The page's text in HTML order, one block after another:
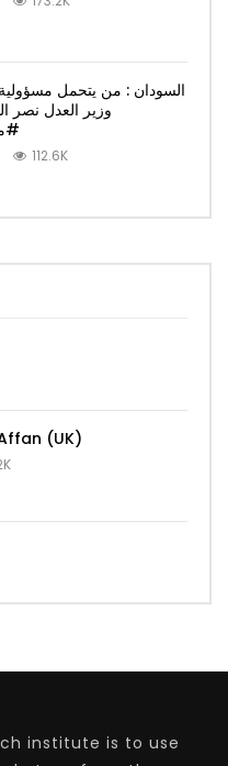
السودان : من يتحمل
وزير العدل نصر
112.6K
(UK)
institute is to use